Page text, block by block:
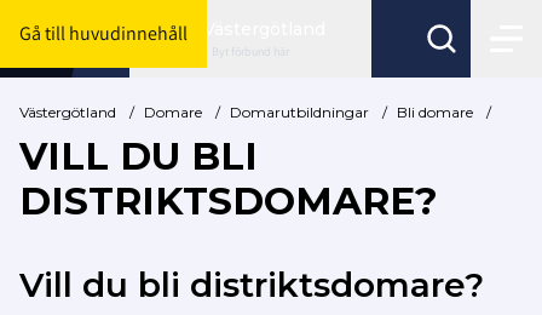
Gå till huvudinnehåll
Byt förbund här
Västergötland / Domare / Domarutbildningar / Bli domare /
VILL DU BLI
DISTRIKTSDOMARE?
Vill du bli distriktsdomare?